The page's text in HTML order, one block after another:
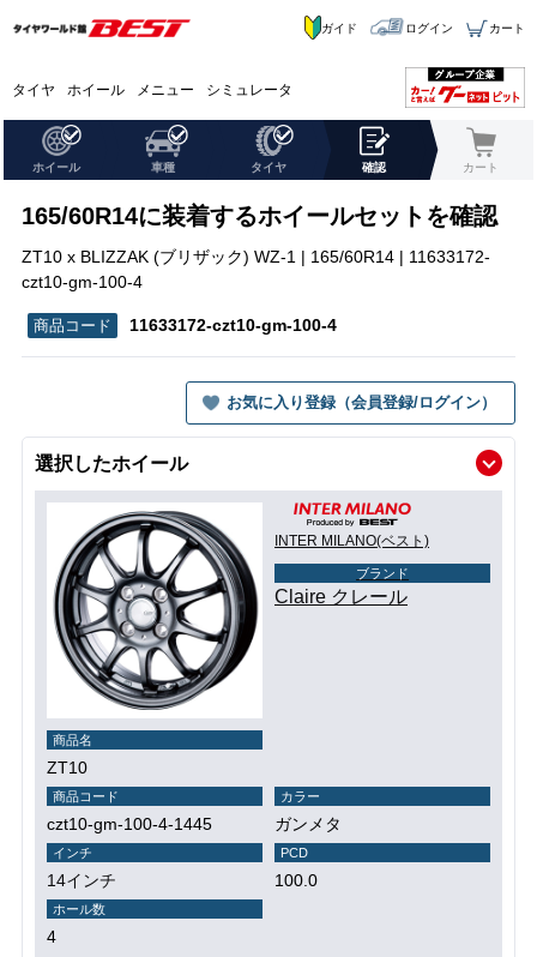
タイヤ ホイール メニュー シミュレータ
ガイド ログイン カート
ホイール 車種 タイヤ 確認 カート
165/60R14に装着するホイールセットを確認
ZT10 x BLIZZAK (ブリザック) WZ-1 | 165/60R14 | 11633172-
czt10-gm-100-4
11633172-czt10-gm-100-4
お気に入り登録（会員登録/ログイン）
選択したホイール
INTER MILANO(ベスト)
ブランド
Claire クレール
商品名
ZT10
商品コード
czt10-gm-100-4-1445
カラー
ガンメタ
インチ
14インチ
PCD
100.0
ホール数
4